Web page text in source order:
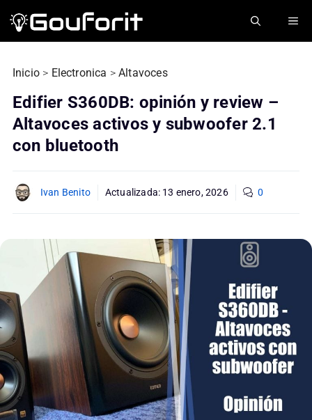
Inicio > Electronica >Altavoces
Edifier S360DB: opinión y review –
Altavoces activos y subwoofer 2.1
con bluetooth
Ivan Benito Actualizada: 13 enero, 2026 0